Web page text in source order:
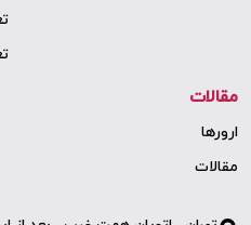
مقالات
ارورها
مقالات